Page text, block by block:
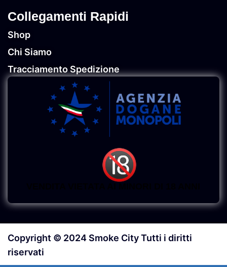
Collegamenti Rapidi
Shop
Chi Siamo
Tracciamento Spedizione
Copyright © 2024 Smoke City Tutti i diritti
riservati